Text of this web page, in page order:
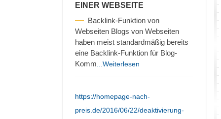
EINER WEBSEITE
Backlink-Funktion von
Webseiten Blogs von Webseiten
haben meist standardmäßig bereits
eine Backlink-Funktion für Blog-
Komm ...Weiterlesen
https://homepage-nach-
preis.de/2016/06/22/deaktivierung-